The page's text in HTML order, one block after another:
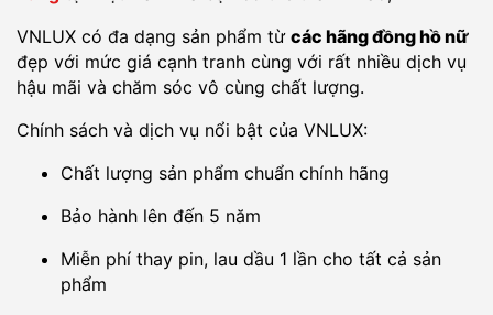
VNLUX có đa dạng sản phẩm từ các hãng đồng hồ nữ
đẹp với mức giá cạnh tranh cùng với rất nhiều dịch vụ
hậu mãi và chăm sóc vô cùng chất lượng.
Chính sách và dịch vụ nổi bật của VNLUX:
Chất lượng sản phẩm chuẩn chính hãng
Bảo hành lên đến 5 năm
Miễn phí thay pin, lau dầu 1 lần cho tất cả sản
phẩm